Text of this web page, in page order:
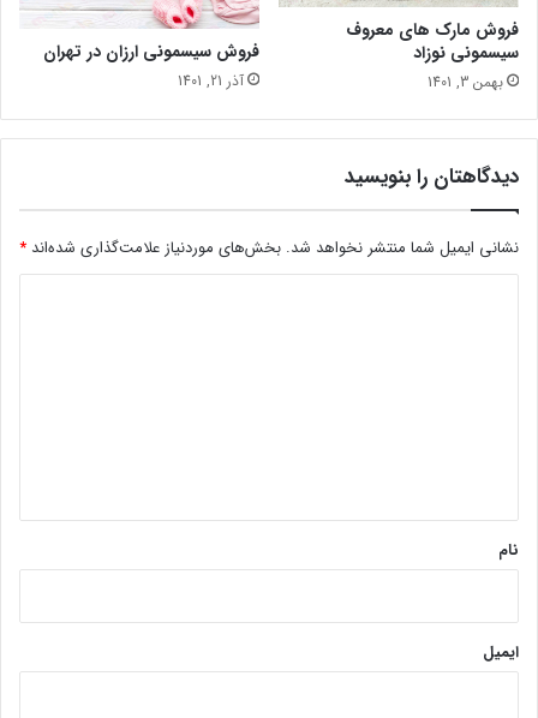
فروش مارک های معروف
سیسمونی نوزاد
بهمن 3, 1401
فروش سیسمونی ارزان در تهران
آذر 21, 1401
دیدگاهتان را بنویسید
نشانی ایمیل شما منتشر نخواهد شد. بخش‌های موردنیاز علامت‌گذاری شده‌اند *
نام
ایمیل